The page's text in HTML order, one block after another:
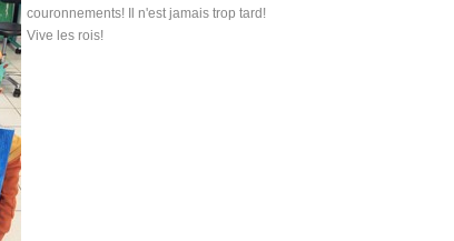
couronnements! Il n'est jamais trop tard!
Vive les rois!